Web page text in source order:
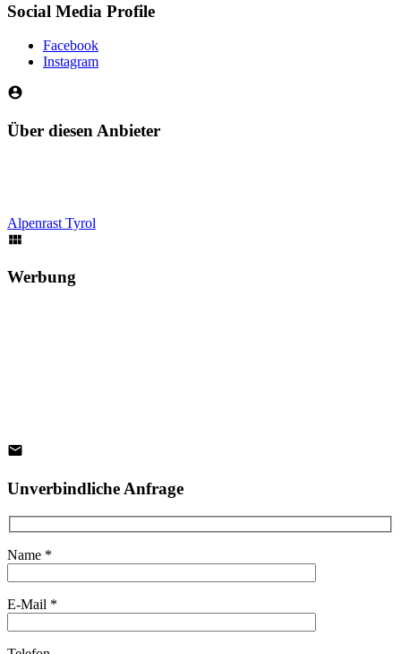
Social Media Profile
Facebook
Instagram
Über diesen Anbieter
Alpenrast Tyrol
Werbung
Unverbindliche Anfrage
Name *
E-Mail *